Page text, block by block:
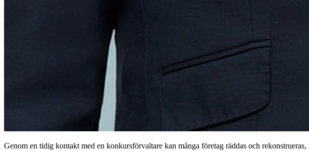
Genom en tidig kontakt med en konkursförvaltare kan många företag räddas och